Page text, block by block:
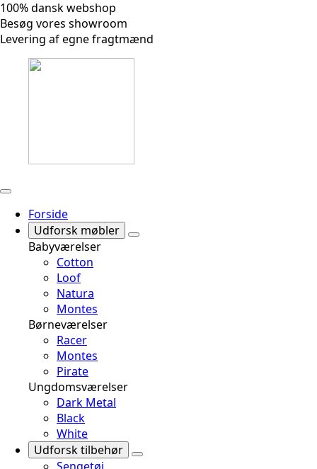
100% dansk webshop
Besøg vores showroom
Levering af egne fragtmænd
Forside
Udforsk møbler
Babyværelser
Cotton
Loof
Natura
Montes
Børneværelser
Racer
Montes
Pirate
Ungdomsværelser
Dark Metal
Black
White
Udforsk tilbehør